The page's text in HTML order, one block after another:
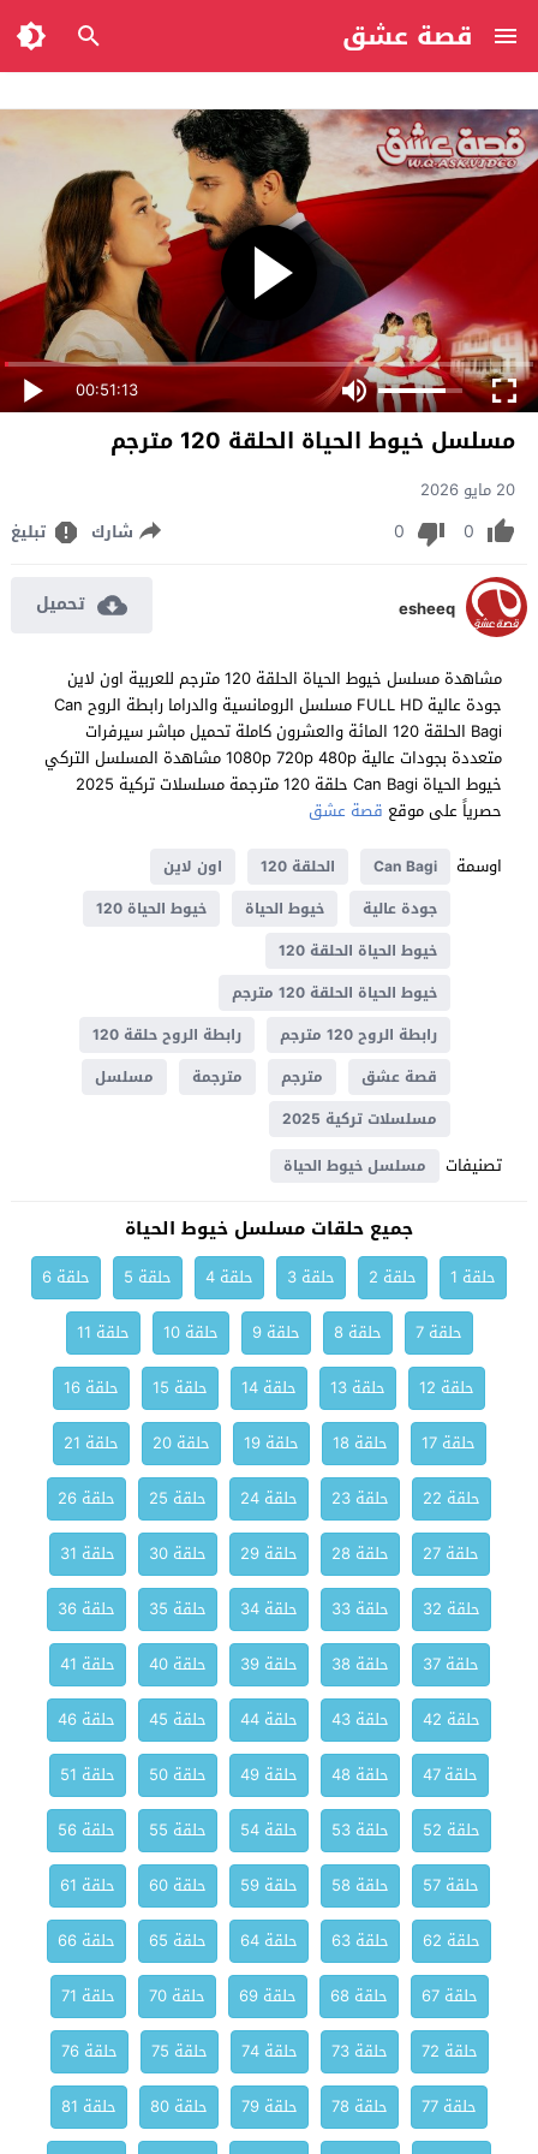
قصة عشق
00:51:13
مسلسل خيوط الحياة الحلقة 120 مترجم
20 مايو 2026
0
0 شارك تبليغ
esheeq تحميل
مشاهدة مسلسل خيوط الحياة الحلقة 120 مترجم للعربية اون لاين
جودة عالية FULL HD مسلسل الرومانسية والدراما رابطة الروح Can
Bagi الحلقة 120 المائة والعشرون كاملة تحميل مباشر سيرفرات
متعددة بجودات عالية 1080p 720p 480p مشاهدة المسلسل التركي
خيوط الحياة Can Bagi حلقة 120 مترجمة مسلسلات تركية 2025
حصرياً على موقع قصة عشق
اوسمة
Can Bagi الحلقة 120
اون لاين
جودة عالية
خيوط الحياة
خيوط الحياة 120
خيوط الحياة الحلقة 120
خيوط الحياة الحلقة 120 مترجم
رابطة الروح 120 مترجم
رابطة الروح حلقة 120
قصة عشق
مترجم مترجمة
مسلسل
مسلسلات تركية 2025
تصنيفات مسلسل خيوط الحياة
جميع حلقات مسلسل خيوط الحياة
حلقة 1 حلقة 2 حلقة 3 حلقة 4 حلقة 5
حلقة 6
حلقة 7
حلقة 8 حلقة 9 حلقة 10
حلقة 11
حلقة 12
حلقة 13 حلقة 14 حلقة 15
حلقة 16
حلقة 17
حلقة 18 حلقة 19 حلقة 20
حلقة 21
حلقة 22
حلقة 23 حلقة 24 حلقة 25
حلقة 26
حلقة 27
حلقة 28 حلقة 29 حلقة 30
حلقة 31
حلقة 32
حلقة 33 حلقة 34 حلقة 35
حلقة 36
حلقة 37
حلقة 38 حلقة 39 حلقة 40
حلقة 41
حلقة 42
حلقة 43 حلقة 44 حلقة 45
حلقة 46
حلقة 47
حلقة 48 حلقة 49 حلقة 50
حلقة 51
حلقة 52
حلقة 53 حلقة 54 حلقة 55
حلقة 56
حلقة 57
حلقة 58 حلقة 59 حلقة 60
حلقة 61
حلقة 62
حلقة 63 حلقة 64 حلقة 65
حلقة 66
حلقة 67
حلقة 68 حلقة 69 حلقة 70
حلقة 71
حلقة 72
حلقة 73 حلقة 74 حلقة 75
حلقة 76
حلقة 77
حلقة 78 حلقة 79 حلقة 80
حلقة 81